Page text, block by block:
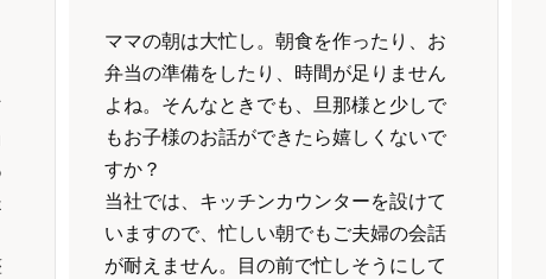
ママの朝は大忙し。朝食を作ったり、お
弁当の準備をしたり、時間が足りません
よね。そんなときでも、旦那様と少しで
もお子様のお話ができたら嬉しくないで
すか？
当社では、キッチンカウンターを設けて
いますので、忙しい朝でもご夫婦の会話
が耐えません。目の前で忙しそうにして